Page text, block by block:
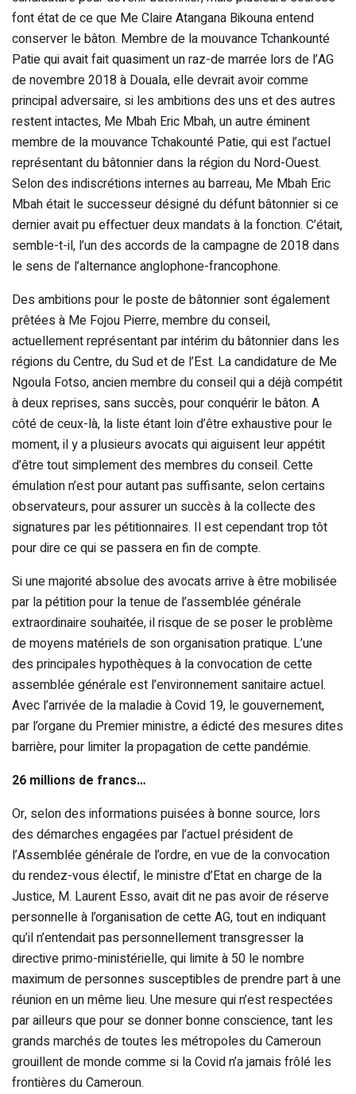
font état de ce que Me Claire Atangana Bikouna entend
conserver le bâton. Membre de la mouvance Tchankounté
Patie qui avait fait quasiment un raz-de marrée lors de l’AG
de novembre 2018 à Douala, elle devrait avoir comme
principal adversaire, si les ambitions des uns et des autres
restent intactes, Me Mbah Eric Mbah, un autre éminent
membre de la mouvance Tchakounté Patie, qui est l’actuel
représentant du bâtonnier dans la région du Nord-Ouest.
Selon des indiscrétions internes au barreau, Me Mbah Eric
Mbah était le successeur désigné du défunt bâtonnier si ce
dernier avait pu effectuer deux mandats à la fonction. C’était,
semble-t-il, l’un des accords de la campagne de 2018 dans
le sens de l’alternance anglophone-francophone.
Des ambitions pour le poste de bâtonnier sont également
prêtées à Me Fojou Pierre, membre du conseil,
actuellement représentant par intérim du bâtonnier dans les
régions du Centre, du Sud et de l’Est. La candidature de Me
Ngoula Fotso, ancien membre du conseil qui a déjà compétit
à deux reprises, sans succès, pour conquérir le bâton. A
côté de ceux-là, la liste étant loin d’être exhaustive pour le
moment, il y a plusieurs avocats qui aiguisent leur appétit
d’être tout simplement des membres du conseil. Cette
émulation n’est pour autant pas suffisante, selon certains
observateurs, pour assurer un succès à la collecte des
signatures par les pétitionnaires. Il est cependant trop tôt
pour dire ce qui se passera en fin de compte.
Si une majorité absolue des avocats arrive à être mobilisée
par la pétition pour la tenue de l’assemblée générale
extraordinaire souhaitée, il risque de se poser le problème
de moyens matériels de son organisation pratique. L’une
des principales hypothèques à la convocation de cette
assemblée générale est l’environnement sanitaire actuel.
Avec l’arrivée de la maladie à Covid 19, le gouvernement,
par l’organe du Premier ministre, a édicté des mesures dites
barrière, pour limiter la propagation de cette pandémie.
26 millions de francs…
Or, selon des informations puisées à bonne source, lors
des démarches engagées par l’actuel président de
l’Assemblée générale de l’ordre, en vue de la convocation
du rendez-vous électif, le ministre d’Etat en charge de la
Justice, M. Laurent Esso, avait dit ne pas avoir de réserve
personnelle à l’organisation de cette AG, tout en indiquant
qu’il n’entendait pas personnellement transgresser la
directive primo-ministérielle, qui limite à 50 le nombre
maximum de personnes susceptibles de prendre part à une
réunion en un même lieu. Une mesure qui n’est respectées
par ailleurs que pour se donner bonne conscience, tant les
grands marchés de toutes les métropoles du Cameroun
grouillent de monde comme si la Covid n’a jamais frôlé les
frontières du Cameroun.